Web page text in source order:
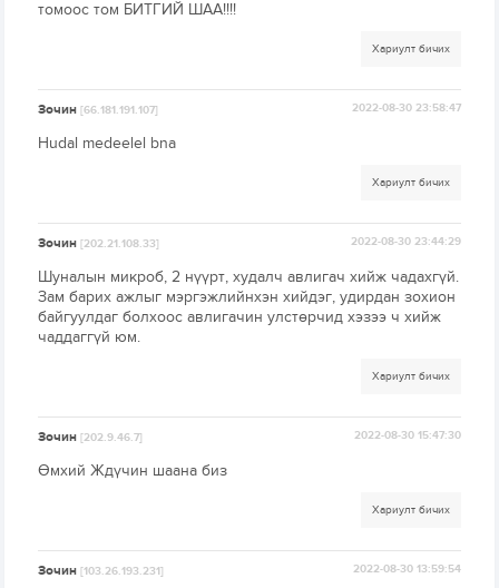
томоос том БИТГИЙ ШАА!!!!
Хариулт бичих
Зочин[66.181.191.107] 2022-08-30 23:58:47
Hudal medeelel bna
Хариулт бичих
Зочин[202.21.108.33] 2022-08-30 23:44:29
Шуналын микроб, 2 нүүрт, худалч авлигач хийж чадахгүй.
Зам барих ажлыг мэргэжлийнхэн хийдэг, удирдан зохион
байгуулдаг болхоос авлигачин улстөрчид хэзээ ч хийж
чаддаггүй юм.
Хариулт бичих
Зочин[202.9.46.7] 2022-08-30 15:47:30
Өмхий Ждүчин шаана биз
Хариулт бичих
Зочин[103.26.193.231] 2022-08-30 13:59:54